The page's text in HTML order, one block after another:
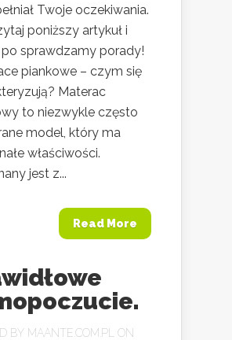
Twoje oczekiwania.
poniższy artykuł i
po sprawdzamy porady!
piankowe – czym się
Materac
to niezwykle często
model, który ma
właściwości.
jest z...
Read More
BY MAANTE.COM.PL
ON